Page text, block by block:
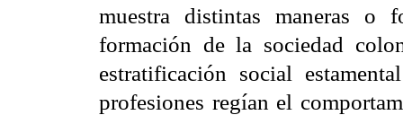
muestra distintas maneras o
formación de la sociedad
estratificación social
profesiones regían el